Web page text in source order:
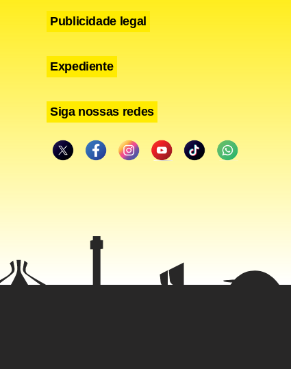
Publicidade legal
Expediente
Siga nossas redes